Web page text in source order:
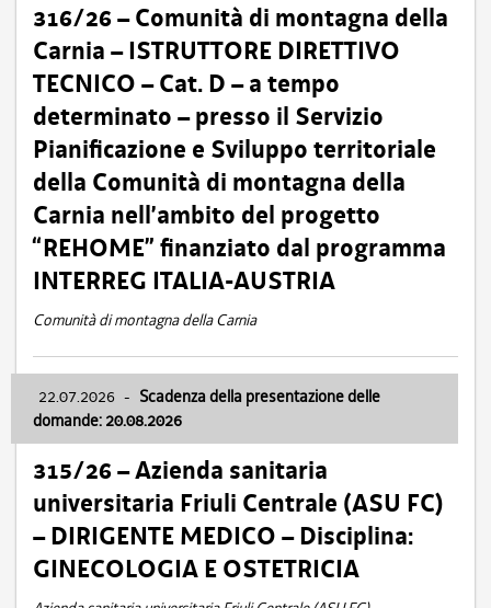
316/26 – Comunità di montagna della
Carnia – ISTRUTTORE DIRETTIVO
TECNICO – Cat. D – a tempo
determinato – presso il Servizio
Pianificazione e Sviluppo territoriale
della Comunità di montagna della
Carnia nell’ambito del progetto
“REHOME” finanziato dal programma
INTERREG ITALIA-AUSTRIA
Comunità di montagna della Carnia
22.07.2026 - Scadenza della presentazione delle
domande: 20.08.2026
315/26 – Azienda sanitaria
universitaria Friuli Centrale (ASU FC)
– DIRIGENTE MEDICO – Disciplina:
GINECOLOGIA E OSTETRICIA